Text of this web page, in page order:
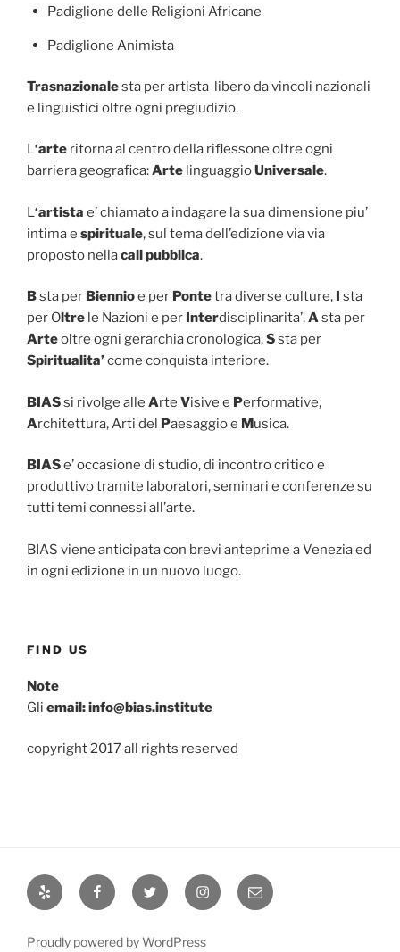
Padiglione delle Religioni Africane
Padiglione Animista
Trasnazionalesta per artista libero da vincoli nazionali
e linguistici oltre ogni pregiudizio.
L‘arte ritorna al centro della riflessone oltre ogni
barriera geografica:Arte linguaggioUniversale.
L‘artista e’ chiamato a indagare la sua dimensione piu’
intima e spirituale, sul tema dell’edizione via via
proposto nellacall pubblica.
Bsta per Biennioe per Pontetra diverse culture,
sta
per O ltre le Nazioni e per Interdisciplinarita’,Asta per
Arteoltre ogni gerarchia cronologica,Ssta per
Spiritualita’come conquista interiore.
BIASsi rivolge alle Arte Visive e Performative,
Architettura, Arti del Paesaggio e Musica.
BIASe’ occasione di studio, di incontro critico e
produttivo tramite laboratori, seminari e conferenze su
tutti temi connessi all’arte.
BIAS viene anticipata con brevi anteprime a Venezia ed
in ogni edizione in un nuovo luogo.
FIND US
Note
Gli email: info@bias.institute
copyright 2017 all rights reserved
Yelp FacebookTwitter InstagramEmail
Proudly powered by WordPress